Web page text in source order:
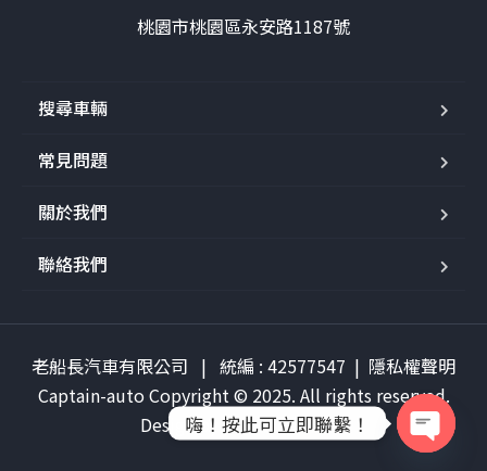
桃園市桃園區永安路1187號
搜尋車輛
常見問題
關於我們
聯絡我們
老船長汽車有限公司 | 統編 : 42577547 | 隱私權聲明
Captain-auto Copyright © 2025. All rights reserved.
Design byJclassroom.net
嗨！按此可立即聯繫！